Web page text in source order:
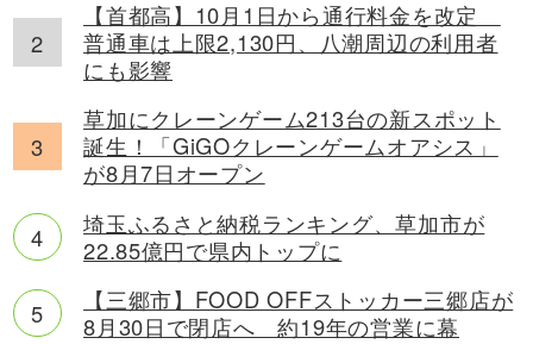
【首都高】10月1日から通行料金を改定
普通車は上限2,130円、八潮周辺の利用者
にも影響
草加にクレーンゲーム213台の新スポット
誕生！「GiGOクレーンゲームオアシス」
が8月7日オープン
埼玉ふるさと納税ランキング、草加市が
22.85億円で県内トップに
【三郷市】FOOD OFFストッカー三郷店が
8月30日で閉店へ 約19年の営業に幕